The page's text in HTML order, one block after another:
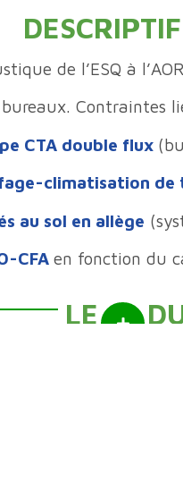
de l’ESQ à
Contraintes
CTA double flux
climatisation de
au sol en allège
CFA en fonction du
LE